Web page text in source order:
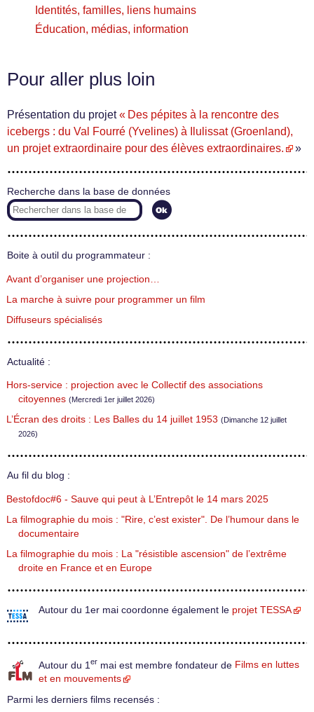
Identités, familles, liens humains
Éducation, médias, information
Pour aller plus loin
Présentation du projet« Des pépites à la rencontre des
icebergs : du Val Fourré (Yvelines) à Ilulissat (Groenland),
un projet extraordinaire pour des élèves extraordinaires.
»
Recherche dans la base de données
Boite à outil du programmateur :
Avant d’organiser une projection…
La marche à suivre pour programmer un film
Diffuseurs spécialisés
Actualité :
Hors-service : projection avec le Collectif des associations
citoyennes (Mercredi 1er juillet 2026)
L’Écran des droits : Les Balles du 14 juillet 1953 (Dimanche 12 juillet
2026)
Au fil du blog :
Bestofdoc#6 - Sauve qui peut à L’Entrepôt le 14 mars 2025
La filmographie du mois : "Rire, c’est exister". De l’humour dans le
documentaire
La filmographie du mois : La "résistible ascension" de l’extrême
droite en France et en Europe
Autour du 1er mai coordonne également le projet TESSA
Autour du 1 er mai est membre fondateur de Films en luttes
et en mouvements
Parmi les derniers films recensés :